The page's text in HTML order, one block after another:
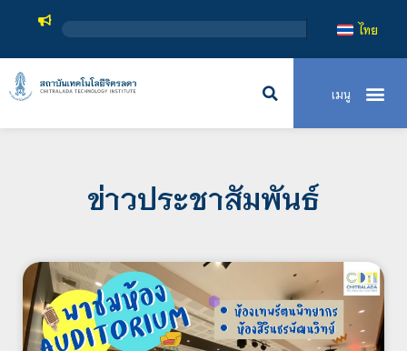
สถาบันเทคโนโ
ไทย
ข่าวประชาสัมพันธ์